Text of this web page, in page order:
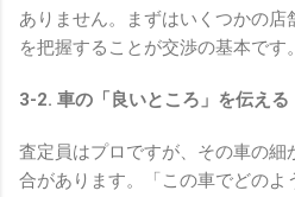
ありません。まずはいくつかの
を把握することが交渉の基本です。
3-2. 車の「良いところ」を伝える
査定員はプロですが、その車の
合があります。「この車でどのよ